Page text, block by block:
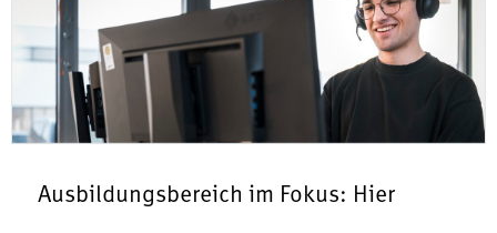
Ausbildungsbereich im Fokus: Hier